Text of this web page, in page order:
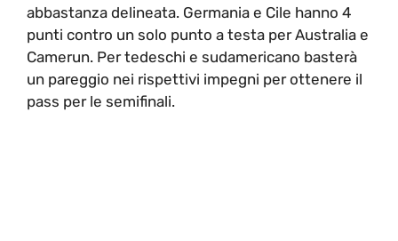
abbastanza delineata. Germania e Cile hanno 4
punti contro un solo punto a testa per Australia e
Camerun. Per tedeschi e sudamericano basterà
un pareggio nei rispettivi impegni per ottenere il
pass per le semifinali.